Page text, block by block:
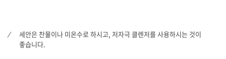
세안은 찬물이나 미온수로 하시고, 저자극 클렌저를 사용하시는 것이
좋습니다.